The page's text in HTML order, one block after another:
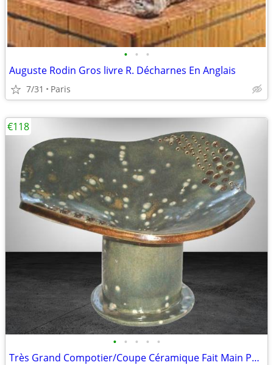
• • •
Auguste Rodin Gros livre R. Décharnes En Anglais
7/31 Paris
• • • • •
Très Grand Compotier/Coupe Céramique Fait Main Par Artiste
€118